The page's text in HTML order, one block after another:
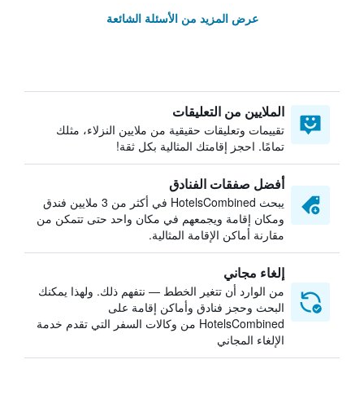
عرض المزيد من الأسئلة الشائعة
الملايين من التعليقات
تقييمات وتعليقات حقيقية من ملايين النزلاء، مثلك
تمامًا. احجز إقامتك المثالية بكل ثقة!
أفضل صفقات الفنادق
يبحث HotelsCombined في أكثر من 3 ملايين فندق
ومكان إقامة ويجمعهم في مكان واحد حتى تتمكن من
مقارنة أماكن الإقامة المثالية.
إلغاء مجاني
من الوارد أن تتغير الخطط — نتفهم ذلك. ولهذا يمكنك
البحث وحجز فنادق وأماكن إقامة على
HotelsCombined من وكالات السفر التي تقدم خدمة
الإلغاء المجاني